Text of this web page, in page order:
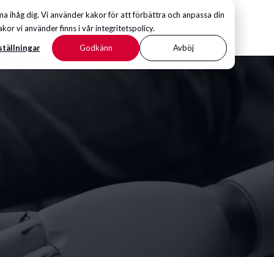
ihåg dig. Vi använder kakor för att förbättra och anpassa din
vi använder finns i vår integritetspolicy.
Godkänn Avböj
KONTAKTA OSS